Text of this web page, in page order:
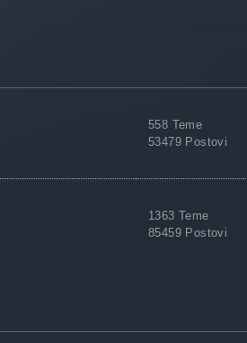
558 Teme
53479 Postovi
1363 Teme
85459 Postovi